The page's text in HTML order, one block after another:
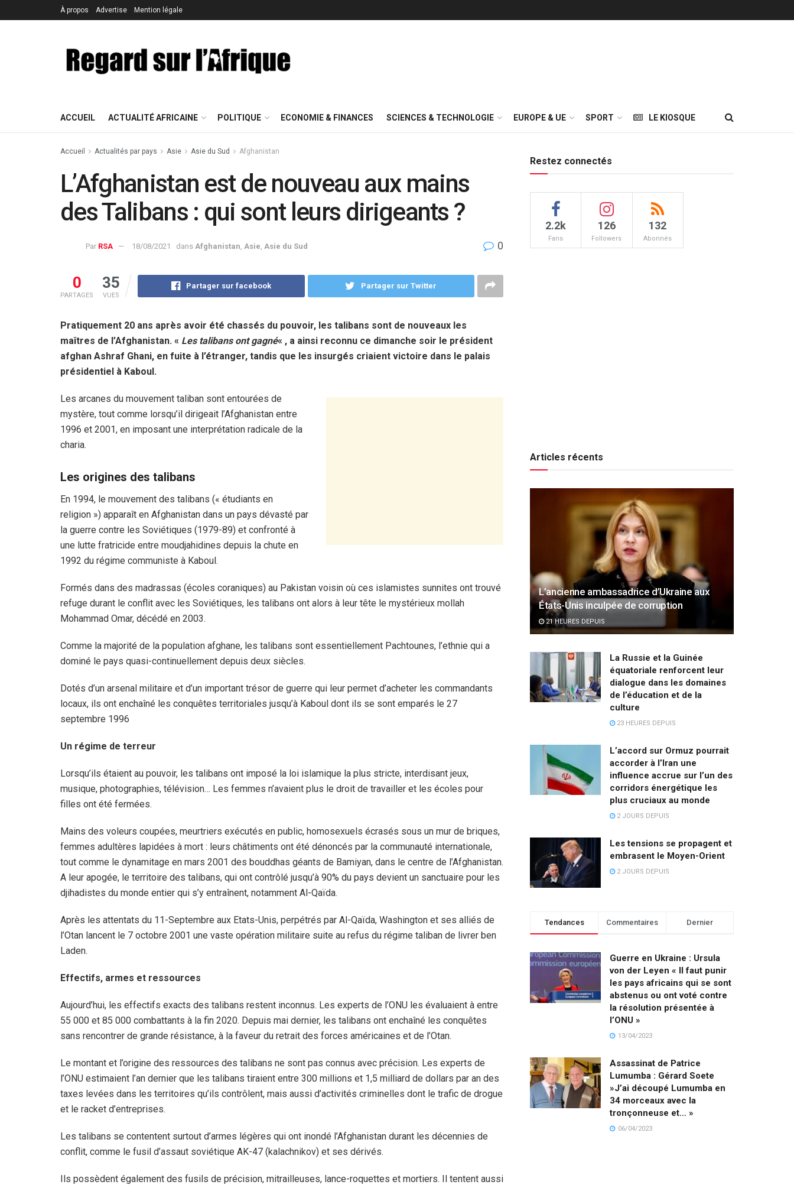
À propos Advertise Mention légale
ACCUEIL ACTUALITÉ AFRICAINE POLITIQUE ECONOMIE & FINANCES SCIENCES & TECHNOLOGIE EUROPE & UE SPORT LE KIOSQUE
Accueil Actualités par pays Asie Asie du Sud Afghanistan
L’Afghanistan est de nouveau aux mains
des Talibans : qui sont leurs dirigeants ?
Par RSA 18/08/2021 dans Afghanistan Asie Asie du Sud 0
0
PARTAGES
35
VUES
Partager sur facebook Partager sur Twitter
Pratiquement 20 ans après avoir été chassés du pouvoir, les talibans sont de nouveaux les
maîtres de l’Afghanistan. « Les talibans ont gagné« , a ainsi reconnu ce dimanche soir le président
afghan Ashraf Ghani, en fuite à l’étranger, tandis que les insurgés criaient victoire dans le palais
présidentiel à Kaboul.
Les arcanes du mouvement taliban sont entourées de
mystère, tout comme lorsqu’il dirigeait l’Afghanistan entre
1996 et 2001, en imposant une interprétation radicale de la
charia.
Les origines des talibans
En 1994, le mouvement des talibans (« étudiants en
religion ») apparaît en Afghanistan dans un pays dévasté par
la guerre contre les Soviétiques (1979-89) et confronté à
une lutte fratricide entre moudjahidines depuis la chute en
1992 du régime communiste à Kaboul.
Formés dans des madrassas (écoles coraniques) au Pakistan voisin où ces islamistes sunnites ont trouvé
refuge durant le conflit avec les Soviétiques, les talibans ont alors à leur tête le mystérieux mollah
Mohammad Omar, décédé en 2003.
Comme la majorité de la population afghane, les talibans sont essentiellement Pachtounes, l’ethnie qui a
dominé le pays quasi-continuellement depuis deux siècles.
Dotés d’un arsenal militaire et d’un important trésor de guerre qui leur permet d’acheter les commandants
locaux, ils ont enchaîné les conquêtes territoriales jusqu’à Kaboul dont ils se sont emparés le 27
septembre 1996
Un régime de terreur
Lorsqu’ils étaient au pouvoir, les talibans ont imposé la loi islamique la plus stricte, interdisant jeux,
musique, photographies, télévision… Les femmes n’avaient plus le droit de travailler et les écoles pour
filles ont été fermées.
Mains des voleurs coupées, meurtriers exécutés en public, homosexuels écrasés sous un mur de briques,
femmes adultères lapidées à mort : leurs châtiments ont été dénoncés par la communauté internationale,
tout comme le dynamitage en mars 2001 des bouddhas géants de Bamiyan, dans le centre de l’Afghanistan.
A leur apogée, le territoire des talibans, qui ont contrôlé jusqu’à 90% du pays devient un sanctuaire pour les
djihadistes du monde entier qui s’y entraînent, notamment Al-Qaïda.
Après les attentats du 11-Septembre aux Etats-Unis, perpétrés par Al-Qaïda, Washington et ses alliés de
l’Otan lancent le 7 octobre 2001 une vaste opération militaire suite au refus du régime taliban de livrer ben
Laden.
Effectifs, armes et ressources
Aujourd’hui, les effectifs exacts des talibans restent inconnus. Les experts de l’ONU les évaluaient à entre
55 000 et 85 000 combattants à la fin 2020. Depuis mai dernier, les talibans ont enchaîné les conquêtes
sans rencontrer de grande résistance, à la faveur du retrait des forces américaines et de l’Otan.
Le montant et l’origine des ressources des talibans ne sont pas connus avec précision. Les experts de
l’ONU estimaient l’an dernier que les talibans tiraient entre 300 millions et 1,5 milliard de dollars par an des
taxes levées dans les territoires qu’ils contrôlent, mais aussi d’activités criminelles dont le trafic de drogue
et le racket d’entreprises.
Les talibans se contentent surtout d’armes légères qui ont inondé l’Afghanistan durant les décennies de
conflit, comme le fusil d’assaut soviétique AK-47 (kalachnikov) et ses dérivés.
Ils possèdent également des fusils de précision, mitrailleuses, lance-roquettes et mortiers. Il tentent aussi
Restez connectés
2.2k
Fans
126
Followers
132
Abonnés
Articles récents
L’ancienne ambassadrice d’Ukraine aux
États-Unis inculpée de corruption
21 HEURES DEPUIS
La Russie et la Guinée
équatoriale renforcent leur
dialogue dans les domaines
de l’éducation et de la
culture
23 HEURES DEPUIS
L’accord sur Ormuz pourrait
accorder à l’Iran une
influence accrue sur l’un des
corridors énergétique les
plus cruciaux au monde
2 JOURS DEPUIS
Les tensions se propagent et
embrasent le Moyen-Orient
2 JOURS DEPUIS
Tendances Commentaires Dernier
Guerre en Ukraine : Ursula
von der Leyen « Il faut punir
les pays africains qui se sont
abstenus ou ont voté contre
la résolution présentée à
l’ONU »
13/04/2023
Assassinat de Patrice
Lumumba : Gérard Soete
»J’ai découpé Lumumba en
34 morceaux avec la
tronçonneuse et… »
06/04/2023